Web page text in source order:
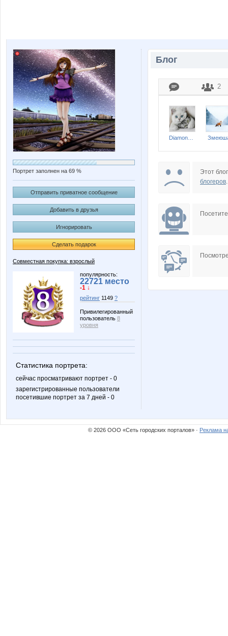
Портрет заполнен на 69 %
Отправить приватное сообщение
Добавить в друзья
Игнорировать
Сделать подарок
Совместная покупка: взрослый
популярность:
22721 место
-1 ↓
рейтинг 1149 ?
Привилегированный
пользователь 8
уровня
Статистика портрета:
сейчас просматривают портрет - 0
зарегистрированные пользователи
посетившие портрет за 7 дней - 0
Блог
2
Этот
блогеров.
© 2026 ООО «Сеть городских порталов» · Реклама